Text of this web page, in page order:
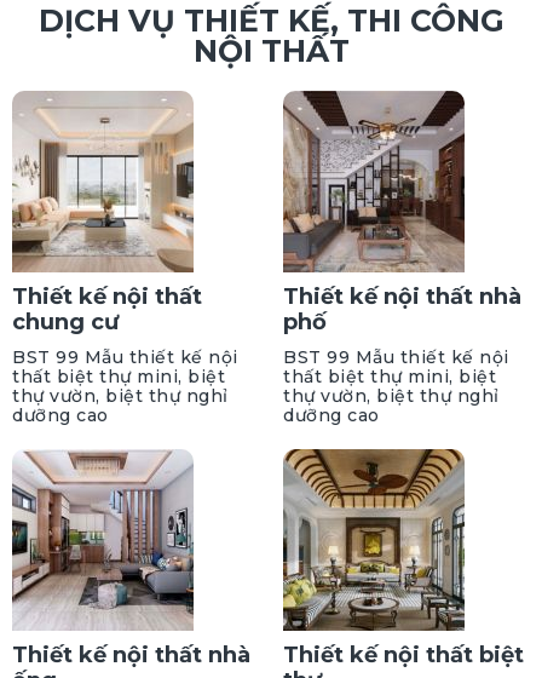
DỊCH VỤ THIẾT KẾ, THI CÔNG
NỘI THẤT
Thiết kế nội thất
chung cư
BST 99 Mẫu thiết kế nội
thất biệt thự mini, biệt
thự vườn, biệt thự nghỉ
dưỡng cao
Thiết kế nội thất nhà
phố
BST 99 Mẫu thiết kế nội
thất biệt thự mini, biệt
thự vườn, biệt thự nghỉ
dưỡng cao
Thiết kế nội thất nhà
Thiết kế nội thất biệt